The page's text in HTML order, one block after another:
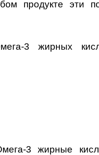
продукте эти
3 жирных
3 жирные